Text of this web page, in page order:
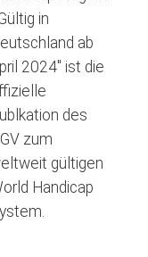
in
ab
2024" ist die
des
zum
gültigen
Handicap